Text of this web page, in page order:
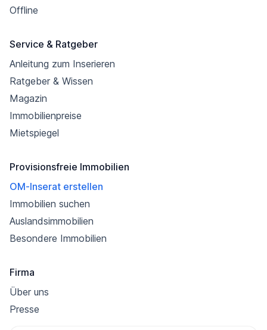
Offline
Service & Ratgeber
Anleitung zum Inserieren
Ratgeber & Wissen
Magazin
Immobilienpreise
Mietspiegel
Provisionsfreie Immobilien
OM-Inserat erstellen
Immobilien suchen
Auslandsimmobilien
Besondere Immobilien
Firma
Über uns
Presse